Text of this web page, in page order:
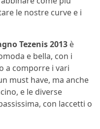
le nostre curve e i
Tezenis 2013 è
e bella, con i
a comporre i vari
must have, ma anche
e le diverse
con laccetti o